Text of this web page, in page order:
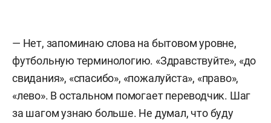
— Нет, запоминаю слова на бытовом уровне,
футбольную терминологию. «Здравствуйте», «до
свидания», «спасибо», «пожалуйста», «право»,
«лево». В остальном помогает переводчик. Шаг
за шагом узнаю больше. Не думал, что буду